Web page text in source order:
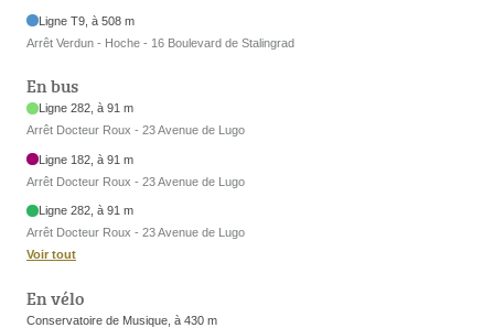
Ligne T9, à 508 m
Arrêt Verdun - Hoche - 16 Boulevard de Stalingrad
En bus
Ligne 282, à 91 m
Arrêt Docteur Roux - 23 Avenue de Lugo
Ligne 182, à 91 m
Arrêt Docteur Roux - 23 Avenue de Lugo
Ligne 282, à 91 m
Arrêt Docteur Roux - 23 Avenue de Lugo
Voir tout
En vélo
Conservatoire de Musique, à 430 m